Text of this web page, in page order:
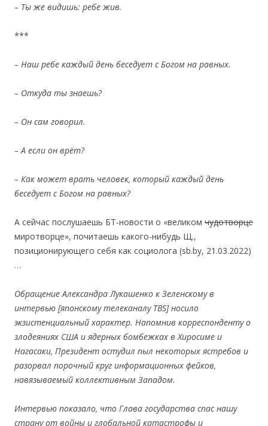
– Ты же видишь: ребе жив.
***
– Наш ребе каждый день беседует с Богом на равных.
– Откуда ты знаешь?
– Он сам говорил.
– А если он врёт?
– Как может врать человек, который каждый день
беседует с Богом на равных?
А сейчас послушаешь БТ-новости о «великом чудотворце
миротворце», почитаешь какого-нибудь Щ.,
позиционирующего себя как социолога (sb.by, 21.03.2022)
…
Обращение Александра Лукашенко к Зеленскому в
интервью [японскому телеканалу TBS] носило
экзистенциальный характер. Напомнив корреспонденту о
злодеяниях США и ядерных бомбежках в Хиросиме и
Нагасаки, Президент остудил пыл некоторых ястребов и
разорвал порочный круг информационных фейков,
навязываемый коллективным Западом.
Интервью показало, что Глава государства спас нашу
страну от войны и глобальной катастрофы и